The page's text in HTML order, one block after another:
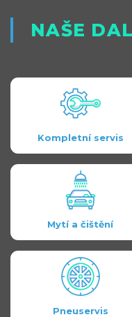
NAŠE
Kompletní servis
Mytí a čištění
Pneuservis